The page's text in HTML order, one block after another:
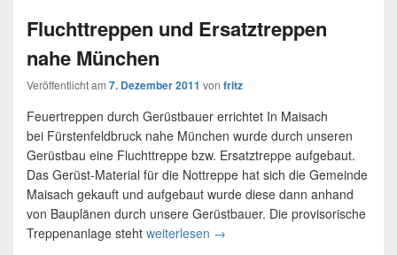
Fluchttreppen und Ersatztreppen
nahe München
Veröffentlicht am 7. Dezember 2011 von fritz
Feuertreppen durch Gerüstbauer errichtet In Maisach
bei Fürstenfeldbruck nahe München wurde durch unseren
Gerüstbau eine Fluchttreppe bzw. Ersatztreppe aufgebaut.
Das Gerüst-Material für die Nottreppe hat sich die Gemeinde
Maisach gekauft und aufgebaut wurde diese dann anhand
von Bauplänen durch unsere Gerüstbauer. Die provisorische
Treppenanlage steht weiterlesen Fluchttreppen und
→